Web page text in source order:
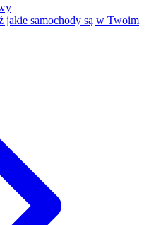
jakie samochody są w Twoim